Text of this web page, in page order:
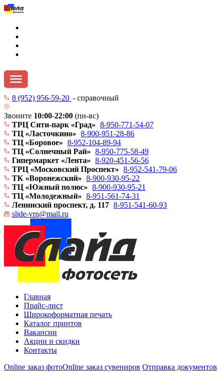
8 (952) 956-59-20 - справочный
Звоните 10:00-22:00 (пн-вс)
ТРЦ Сити-парк «Град» 8-950-771-54-07
ТЦ «Ласточкино» 8-900-951-28-86
ТЦ «Боровое» 8-952-104-89-94
ТЦ «Солнечный Рай» 8-950-775-58-49
Гипермаркет «Лента» 8-920-451-56-56
ТРЦ «Московский Проспект» 8-952-541-79-06
ТК «Воронежский» 8-900-930-95-22
ТЦ «Южный полюс» 8-900-930-95-21
ТЦ «Молодежный» 8-951-561-74-31
Ленинский проспект, д. 117 8-951-541-60-93
slide-vrn@mail.ru
Главная
Прайс-лист
Широкоформатная печать
Каталог принтов
Вакансии
Акции и скидки
Контакты
Online заказ фотоOnline заказ сувениров Отправка документов